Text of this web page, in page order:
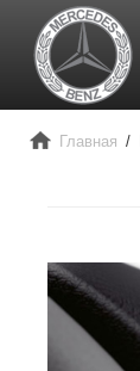
Главная /